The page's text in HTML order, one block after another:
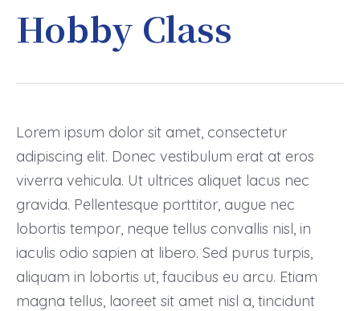
Hobby Class
Lorem ipsum dolor sit amet, consectetur
adipiscing elit. Donec vestibulum erat at eros
viverra vehicula. Ut ultrices aliquet lacus nec
gravida. Pellentesque porttitor, augue nec
lobortis tempor, neque tellus convallis nisl, in
iaculis odio sapien at libero. Sed purus turpis,
aliquam in lobortis ut, faucibus eu arcu. Etiam
magna tellus, laoreet sit amet nisl a, tincidunt